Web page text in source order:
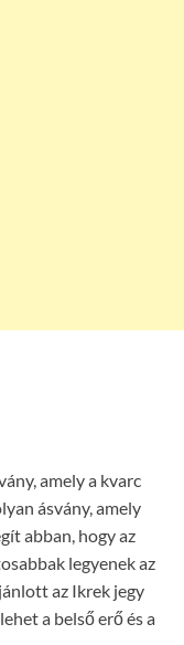
amely a kvarc
ásvány, amely
abban, hogy az
legyenek az
az Ikrek jegy
a belső erő és a